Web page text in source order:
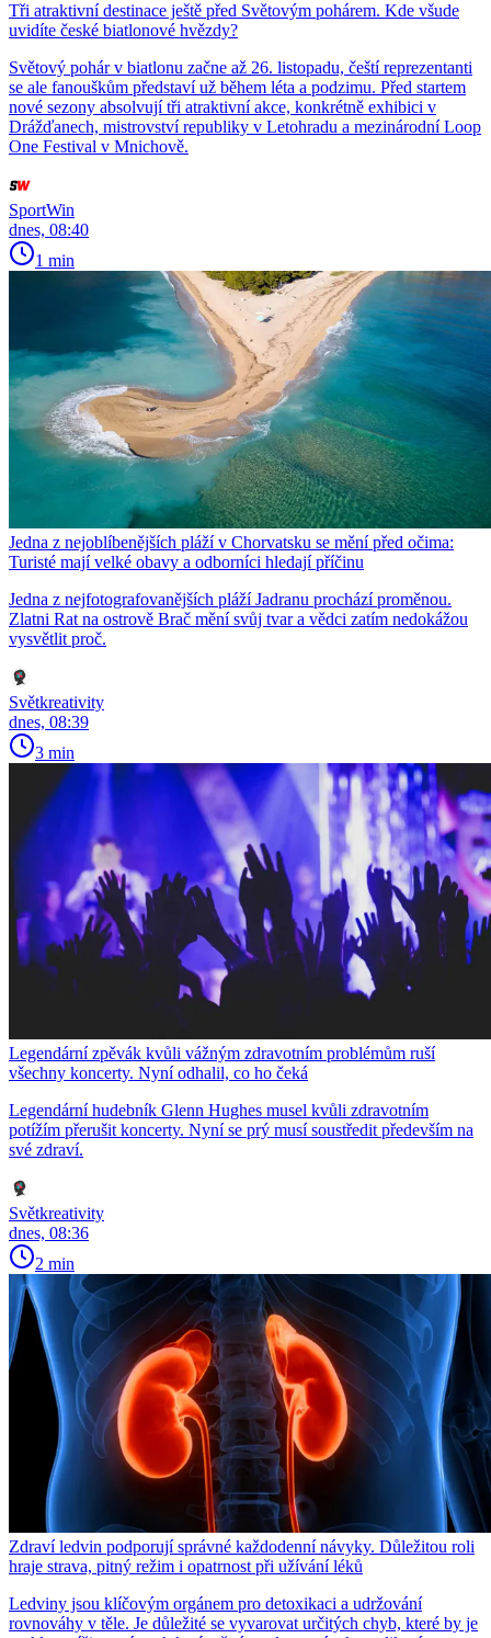
Tři atraktivní destinace ještě před Světovým pohárem. Kde všude
uvidíte české biatlonové hvězdy?
Světový pohár v biatlonu začne až 26. listopadu, čeští reprezentanti
se ale fanouškům představí už během léta a podzimu. Před startem
nové sezony absolvují tři atraktivní akce, konkrétně exhibici v
Drážďanech, mistrovství republiky v Letohradu a mezinárodní Loop
One Festival v Mnichově.
SportWin
dnes, 08:40
1 min
Jedna z nejoblíbenějších pláží v Chorvatsku se mění před očima:
Turisté mají velké obavy a odborníci hledají příčinu
Jedna z nejfotografovanějších pláží Jadranu prochází proměnou.
Zlatni Rat na ostrově Brač mění svůj tvar a vědci zatím nedokážou
vysvětlit proč.
Světkreativity
dnes, 08:39
3 min
Legendární zpěvák kvůli vážným zdravotním problémům ruší
všechny koncerty. Nyní odhalil, co ho čeká
Legendární hudebník Glenn Hughes musel kvůli zdravotním
potížím přerušit koncerty. Nyní se prý musí soustředit především na
své zdraví.
Světkreativity
dnes, 08:36
2 min
Zdraví ledvin podporují správné každodenní návyky. Důležitou roli
hraje strava, pitný režim i opatrnost při užívání léků
Ledviny jsou klíčovým orgánem pro detoxikaci a udržování
rovnováhy v těle. Je důležité se vyvarovat určitých chyb, které by je